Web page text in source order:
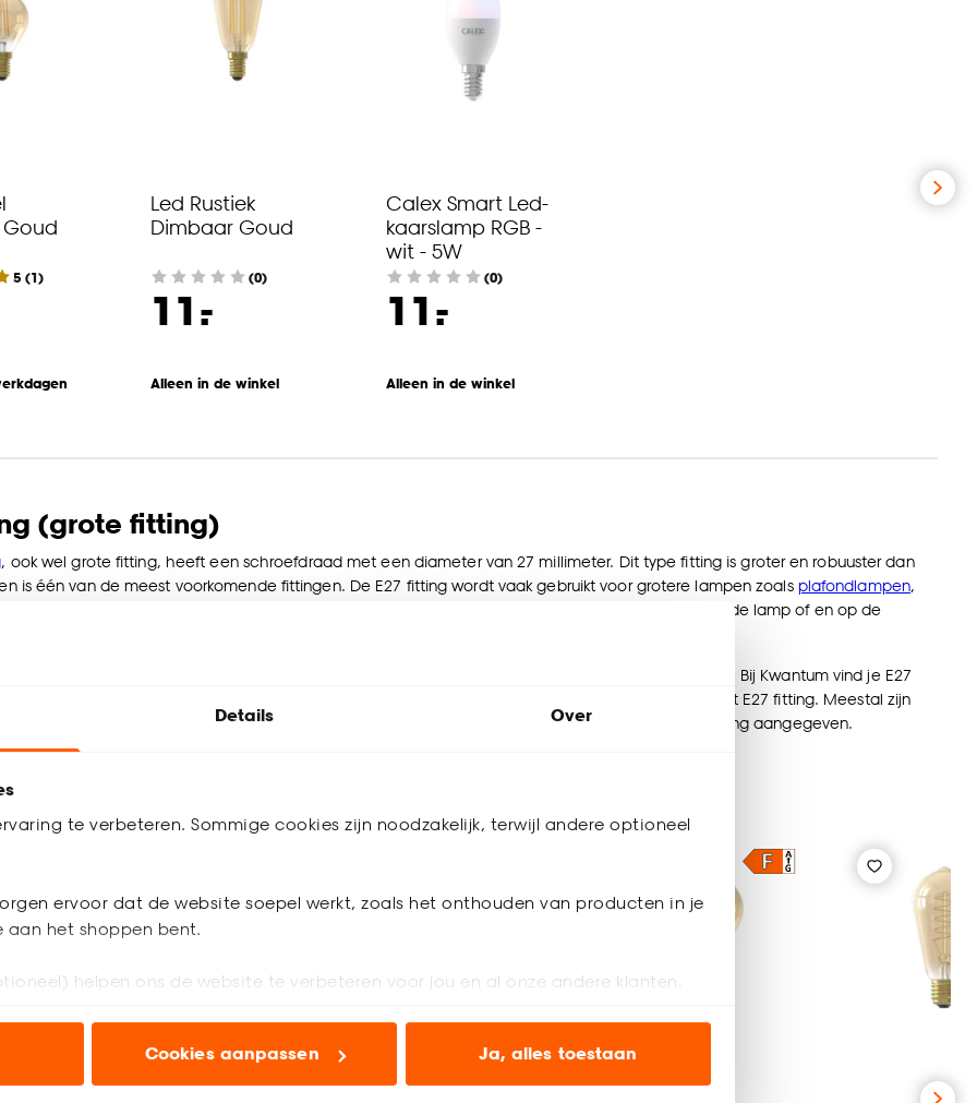
Details Over
te verbeteren. Sommige cookies zijn noodzakelijk, terwijl andere optioneel
ervoor dat de website soepel werkt, zoals het onthouden van producten in je
aan het shoppen bent.
helpen ons de website te verbeteren voor jou en al onze andere klanten.
advertenties en communicatie.
Cookies aanpassen Ja, alles toestaan
5 (1)
Led Rustiek
Dimbaar Goud
(0)
11.
-
Alleen in de winkel
Calex Smart Led-
kaarslamp RGB -
wit - 5W
(0)
11.
-
Alleen in de winkel
(grote fitting)
, ook wel grote fitting, heeft een schroefdraad met een diameter van 27 millimeter. Dit type fitting is groter en robuuster dan
is één van de meest voorkomende fittingen. De E27 fitting wordt vaak gebruikt voor grotere lampen zoals plafondlampen,
. Benieuwd welke fitting lichtbron geschikt is voor jouw (nieuwe) lamp? Dit wordt op de lamp of en op de
de lamp aangegeven.
zijn beschikbaar in LED variant, als halogeenlampen, spaarlampen en traditionele gloeilampen. Bij Kwantum vind je E27
zowel warmer sfeerlicht als koeler werklicht en vind je ook dimbare lampen en XL-lichtbronnen met E27 fitting. Meestal zijn
geschikt voor standaard netspanning die 220-240 Volt bedraagt. Dit wordt altijd op de verpakking aangegeven.
lampen met E27 fitting: